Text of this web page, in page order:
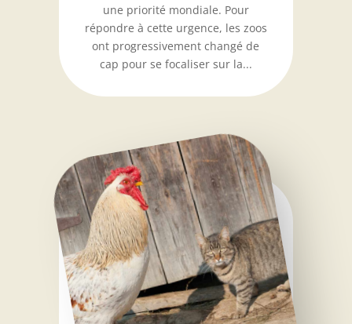
une priorité mondiale. Pour
répondre à cette urgence, les zoos
ont progressivement changé de
cap pour se focaliser sur la...